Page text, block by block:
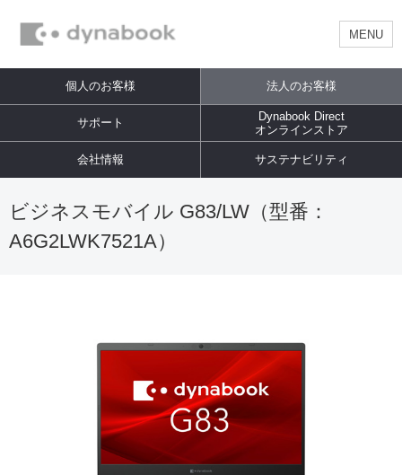
MENU
個人のお客様 法人のお客様
サポート
Dynabook Direct
オンラインストア
会社情報 サステナビリティ
ビジネスモバイル G83/LW（型番：
A6G2LWK7521A）